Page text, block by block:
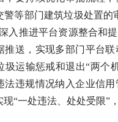
警等部门建筑垃圾处置
入推进平台资源整合和
推送，实现多部门平台
圾运输惩戒和退出“两个
法违规情况纳入企业信
现“一处违法、处处受限”